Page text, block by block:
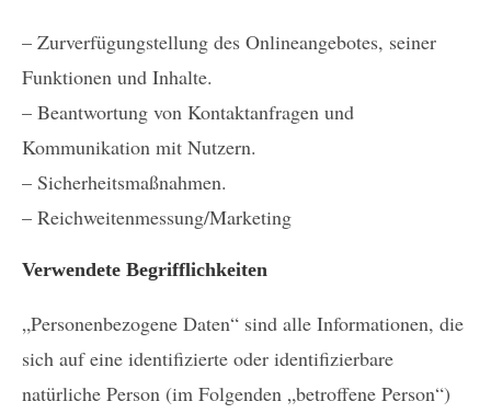
– Zurverfügungstellung des Onlineangebotes, seiner
Funktionen und Inhalte.
– Beantwortung von Kontaktanfragen und
Kommunikation mit Nutzern.
– Sicherheitsmaßnahmen.
– Reichweitenmessung/Marketing
Verwendete Begrifflichkeiten
„Personenbezogene Daten“ sind alle Informationen, die
sich auf eine identifizierte oder identifizierbare
natürliche Person (im Folgenden „betroffene Person“)